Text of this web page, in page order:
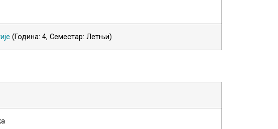
(Година: 4, Семестар: Летњи)